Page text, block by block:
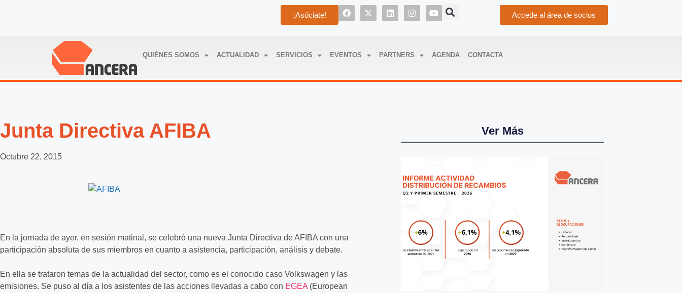
¡Asóciate! Accede al área de socios
QUIÉNES SOMOS ACTUALIDAD SERVICIOS EVENTOS PARTNERS AGENDA CONTACTA
Junta Directiva AFIBA
Octubre 22, 2015
En la jornada de ayer, en sesión matinal, se celebró una nueva Junta Directiva de AFIBA con una
participación absoluta de sus miembros en cuanto a asistencia, participación, análisis y debate.
En ella se trataron temas de la actualidad del sector, como es el conocido caso Volkswagen y las
emisiones. Se puso al día a los asistentes de las acciones llevadas a cabo con EGEA (European
Ver Más